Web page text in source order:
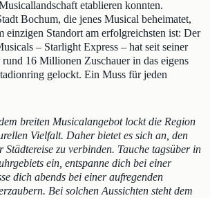
etablieren konnten.
Bochum, die jenes Musical beheimatet,
einzigen Standort am erfolgreichsten ist: Der
– Starlight Express – hat seit seiner
16 Millionen Zuschauer in das eigens
gelockt. Ein Muss für jeden
breiten Musicalangebot lockt die Region
Vielfalt. Daher bietet es sich an, den
Städtereise zu verbinden. Tauche tagsüber in
ein, entspanne dich bei einer
dich abends bei einer aufregenden
Bei solchen Aussichten steht dem